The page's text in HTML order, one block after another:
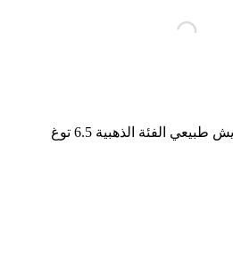
الفئة الذهبية 6.5 توغ